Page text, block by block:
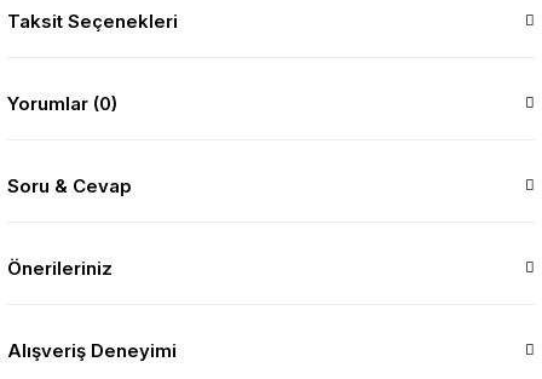
Taksit Seçenekleri
Yorumlar (0)
Soru & Cevap
Önerileriniz
Alışveriş Deneyimi